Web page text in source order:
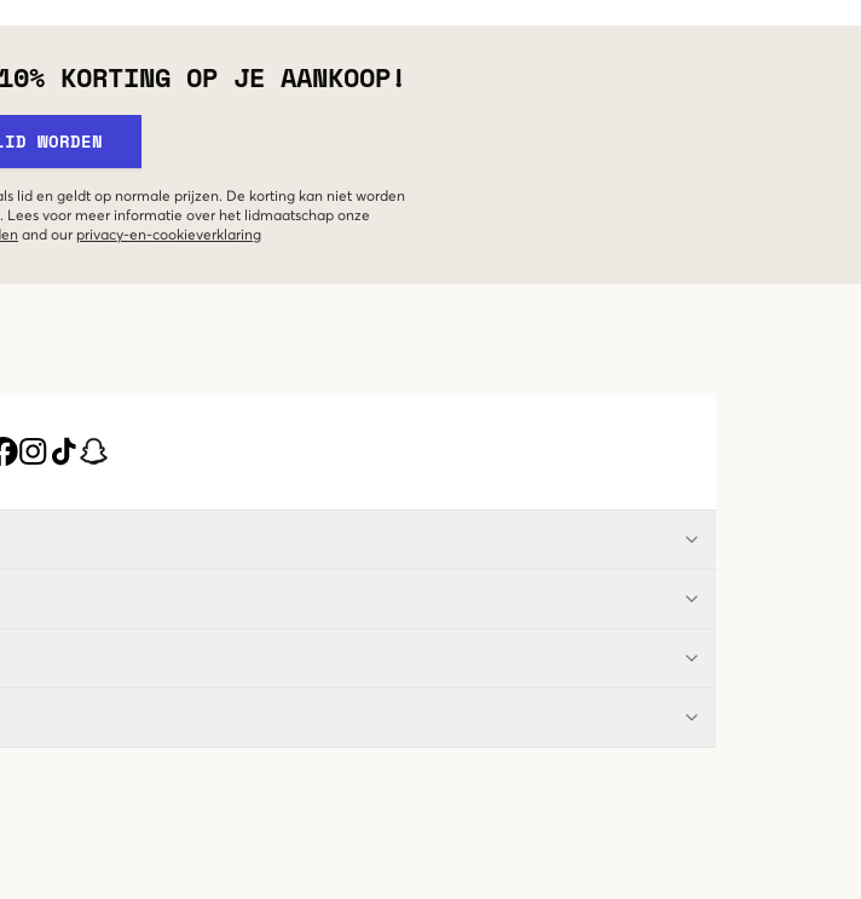
KORTING OP JE AANKOOP!
WORDEN
lid en geldt op normale prijzen. De korting kan niet worden
voor meer informatie over het lidmaatschap onze
and our privacy-en-cookieverklaring